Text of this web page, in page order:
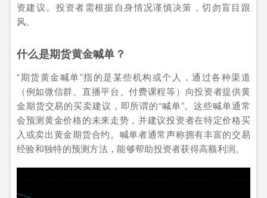
资建议。投资者需根据自身情况谨慎决策，切勿盲目跟
风。
什么是期货黄金喊单？
“期货黄金喊单”指的是某些机构或个人，通过各种渠道
（例如微信群、直播平台、付费课程等）向投资者提供黄
金期货交易的买卖建议，即所谓的“喊单”。这些喊单通常
会预测黄金价格的未来走势，并建议投资者在特定价格买
入或卖出黄金期货合约。喊单者通常声称拥有丰富的交易
经验和独特的预测方法，能够帮助投资者获得高额利润。